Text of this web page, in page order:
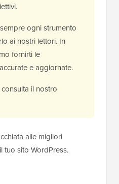
ogni strumento
ai nostri lettori. In
fornirti le
e aggiornate.
il nostro
alle migliori
tuo sito WordPress.